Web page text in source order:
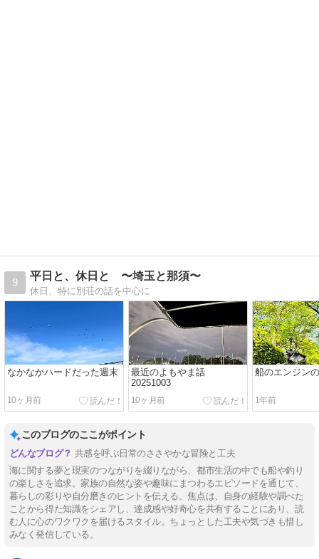
9
平日と、休日と 〜埼玉と那須〜
休日、特に別荘の話を中心に
なかなかハードだった週末
10ヶ月前
最近のよもやま話
20251003
10ヶ月前
船のエンジン
1年前
このブログのここがポイント
共感を呼ぶ日常のささやかな冒険と工夫
海に関する夢と現実のつながりを綴りながら、都市生活の中でも船や釣り
の楽しさを追求。家族の自然な姿や趣味にまつわるエピソードを通じて、
暮らしの彩りや自分磨きのヒントを伝える。焦点は、自身の経験や調べた
ことから得た知識をシェアし、達成感や好奇心を共有することにあり、読
む人に心のワクワクを届けるスタイル。ちょっとした工夫や気づきも惜し
みなく発信している。